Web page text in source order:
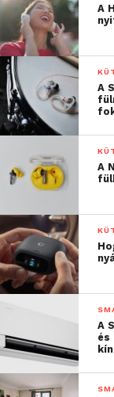
A
A
A
A
és